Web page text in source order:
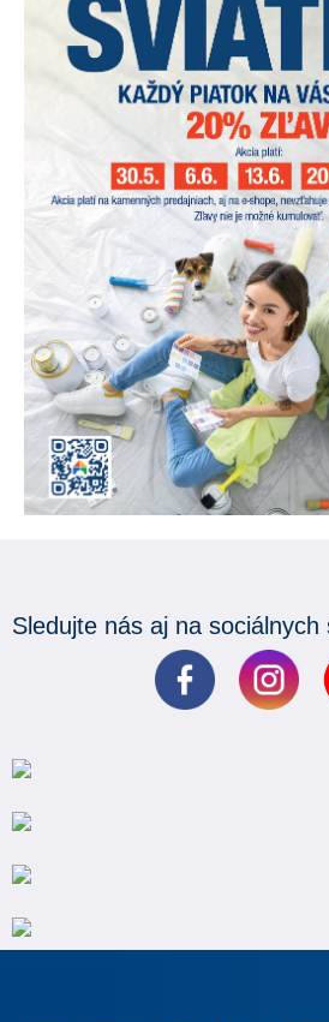
Sledujte nás aj na sociálnych